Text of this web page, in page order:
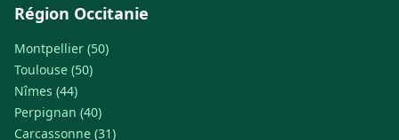
Région Occitanie
Montpellier (50)
Toulouse (50)
Nîmes (44)
Perpignan (40)
Carcassonne (31)